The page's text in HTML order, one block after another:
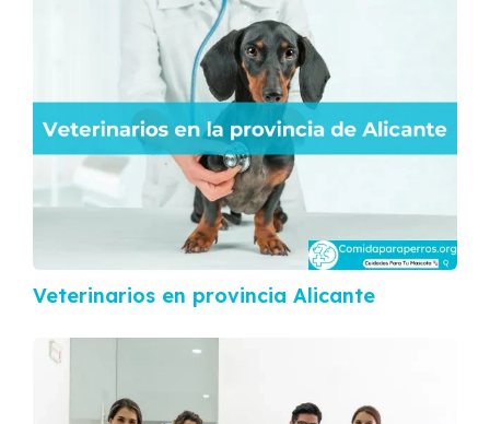
Veterinarios en provincia Alicante